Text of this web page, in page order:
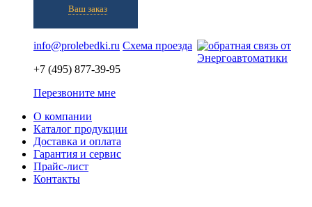
Ваш заказ
info@prolebedki.ru Схема проезда
+7 (495) 877-39-95
Перезвоните мне
О компании
Каталог продукции
Доставка и оплата
Гарантия и сервис
Прайс-лист
Контакты